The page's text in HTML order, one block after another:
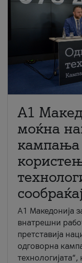
A1
моќна
кампања
A1 Македонија
внатрешни
претставија
одговорна